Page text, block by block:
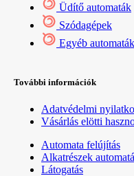
Üdítő automaták
Szódagépek
Egyéb automaták
További információk
Adatvédelmi
Vásárlás elötti
Automata felújítás
Alkatrészek
Látogatás